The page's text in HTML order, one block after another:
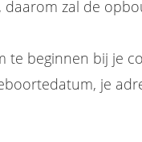
daarom zal de
te beginnen bij je
je